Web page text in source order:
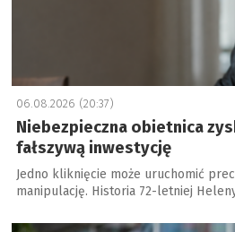
06.08.2026 (20:37)
Niebezpieczna obietnica
fałszywą inwestycję
Jedno kliknięcie może uruchomić
manipulację. Historia 72-letniej
a